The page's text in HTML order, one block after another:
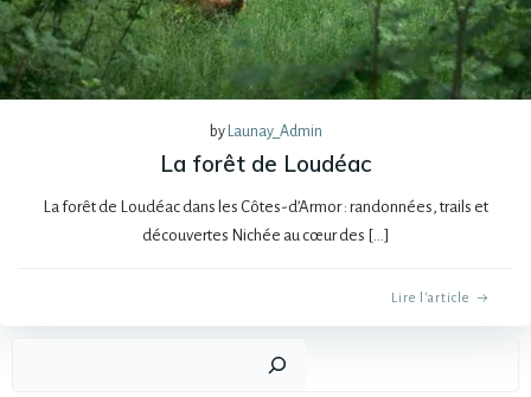
by Launay_Admin
La forêt de Loudéac
La forêt de Loudéac dans les Côtes-d’Armor : randonnées, trails et
découvertes Nichée au cœur des […]
Lire l'article